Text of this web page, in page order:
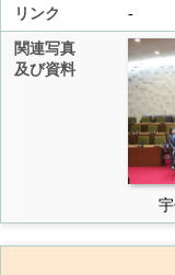
リンク -
関連写真
及び資料